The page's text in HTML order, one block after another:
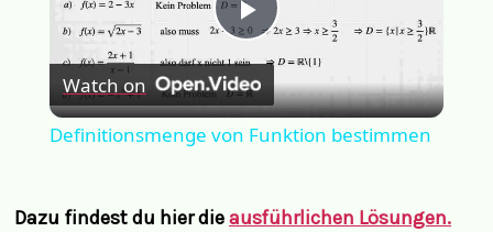
Play
Video
Watch on
Definitionsmenge von Funktion bestimmen
Dazu findest du hier dieausführlichen Lösungen.